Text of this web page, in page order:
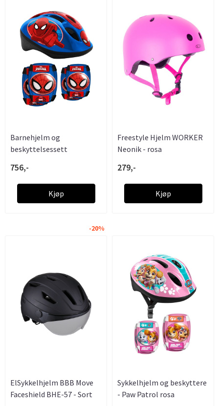
Barnehjelm og
beskyttelsessett
756,-
Kjøp
Freestyle Hjelm WORKER
Neonik - rosa
279,-
Kjøp
-20%
ElSykkelhjelm BBB Move
Faceshield BHE-57 - Sort
Sykkelhjelm og beskyttere
- Paw Patrol rosa